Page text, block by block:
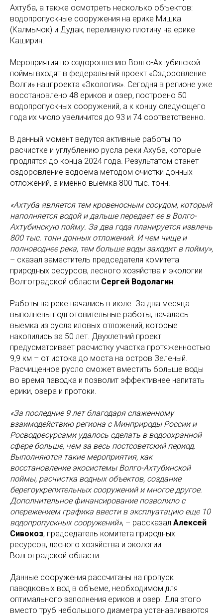
Ахтуба, а также осмотреть несколько объектов:
водопропускные сооружения на ерике Мишка
(Калмычок) и Дудак, переливную плотину на ерике
Каширин.
Мероприятия по оздоровлению Волго-Ахтубинской
поймы входят в федеральный проект «Оздоровление
Волги» нацпроекта «Экология». Сегодня в регионе уже
восстановлено 48 ериков и озер, построено 50
водопропускных сооружений, а к концу следующего
года их число увеличится до 93 и 74 соответственно.
В данный момент ведутся активные работы по
расчистке и углублению русла реки Ахуба, которые
продлятся до конца 2024 года. Результатом станет
оздоровление водоема методом очистки донных
отложений, а именно выемка 800 тыс. тонн.
«Ахтуба является тем кровеносным сосудом, который
наполняется водой и дальше передает ее в Волго-
Ахтубинскую пойму. За два года планируется извлечь
800 тыс. тонн донных отложений. И чем чище и
полноводнее река, тем больше воды заходит в пойму»,
– сказал заместитель председателя комитета
природных ресурсов, лесного хозяйства и экологии
Волгоградской области Сергей Водолагин.
Работы на реке начались в июле. За два месяца
выполнены подготовительные работы, началась
выемка из русла иловых отложений, которые
накопились за 50 лет. Двухлетний проект
предусматривает расчистку участка протяженностью
9,9 км – от истока до моста на остров Зеленый.
Расчищенное русло сможет вместить больше воды
во время паводка и позволит эффективнее напитать
ерики, озера и протоки.
«За последние 9 лет благодаря слаженному
взаимодействию региона с Минприроды России и
Росводресурсами удалось сделать в водоохранной
сфере больше, чем за весь постсоветский период.
Выполняются такие мероприятия, как
восстановление экосистемы Волго-Ахтубинской
поймы, расчистка водных объектов, создание
берегоукрепительных сооружений и многое другое.
Дополнительное финансирование позволило с
опережением графика ввести в эксплуатацию еще 10
водопропускных сооружений», – рассказал Алексей
Сивокоз, председатель комитета природных
ресурсов, лесного хозяйства и экологии
Волгоградской области.
Данные сооружения рассчитаны на пропуск
паводковых вод в объеме, необходимом для
оптимального заполнения ериков и озер. Для этого
вместо труб небольшого диаметра устанавливаются